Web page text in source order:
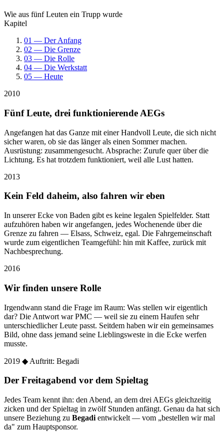
Wie aus fünf Leuten ein Trupp wurde
Kapitel
01 — Der Anfang
02 — Die Grenze
03 — Die Rolle
04 — Die Werkstatt
05 — Heute
2010
Fünf Leute, drei funktionierende AEGs
Angefangen hat das Ganze mit einer Handvoll Leute, die sich nicht
sicher waren, ob sie das länger als einen Sommer machen.
Ausrüstung: zusammengesucht. Absprache: Zurufe quer über die
Lichtung. Es hat trotzdem funktioniert, weil alle Lust hatten.
2013
Kein Feld daheim, also fahren wir eben
In unserer Ecke von Baden gibt es keine legalen Spielfelder. Statt
aufzuhören haben wir angefangen, jedes Wochenende über die
Grenze zu fahren — Elsass, Schweiz, egal. Die Fahrgemeinschaft
wurde zum eigentlichen Teamgefühl: hin mit Kaffee, zurück mit
Nachbesprechung.
2016
Wir finden unsere Rolle
Irgendwann stand die Frage im Raum: Was stellen wir eigentlich
dar? Die Antwort war PMC — weil sie zu einem Haufen sehr
unterschiedlicher Leute passt. Seitdem haben wir ein gemeinsames
Bild, ohne dass jemand seine Lieblingsweste in die Ecke werfen
musste.
2019 ◆ Auftritt: Begadi
Der Freitagabend vor dem Spieltag
Jedes Team kennt ihn: den Abend, an dem drei AEGs gleichzeitig
zicken und der Spieltag in zwölf Stunden anfängt. Genau da hat sich
unsere Beziehung zu Begadi entwickelt — vom „bestellen wir mal
da" zum Hauptsponsor.